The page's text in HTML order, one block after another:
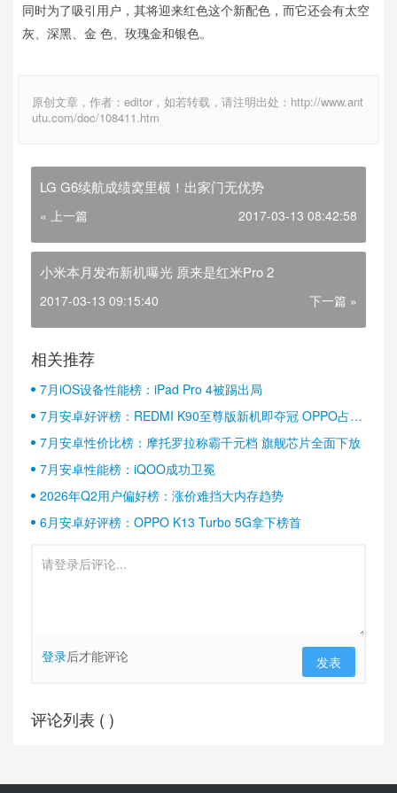
同时为了吸引用户，其将迎来红色这个新配色，而它还会有太空
灰、深黑、金 色、玫瑰金和银色。
原创文章，作者：editor，如若转载，请注明出处：http://www.ant
utu.com/doc/108411.htm
LG G6续航成绩窝里横！出家门无优势
« 上一篇 2017-03-13 08:42:58
小米本月发布新机曝光 原来是红米Pro 2
2017-03-13 09:15:40 下一篇 »
相关推荐
7月iOS设备性能榜：iPad Pro 4被踢出局
7月安卓好评榜：REDMI K90至尊版新机即夺冠 OPPO占据
半壁江山
7月安卓性价比榜：摩托罗拉称霸千元档 旗舰芯片全面下放
7月安卓性能榜：iQOO成功卫冕
2026年Q2用户偏好榜：涨价难挡大内存趋势
6月安卓好评榜：OPPO K13 Turbo 5G拿下榜首
登录后才能评论 发表
评论列表 ( )